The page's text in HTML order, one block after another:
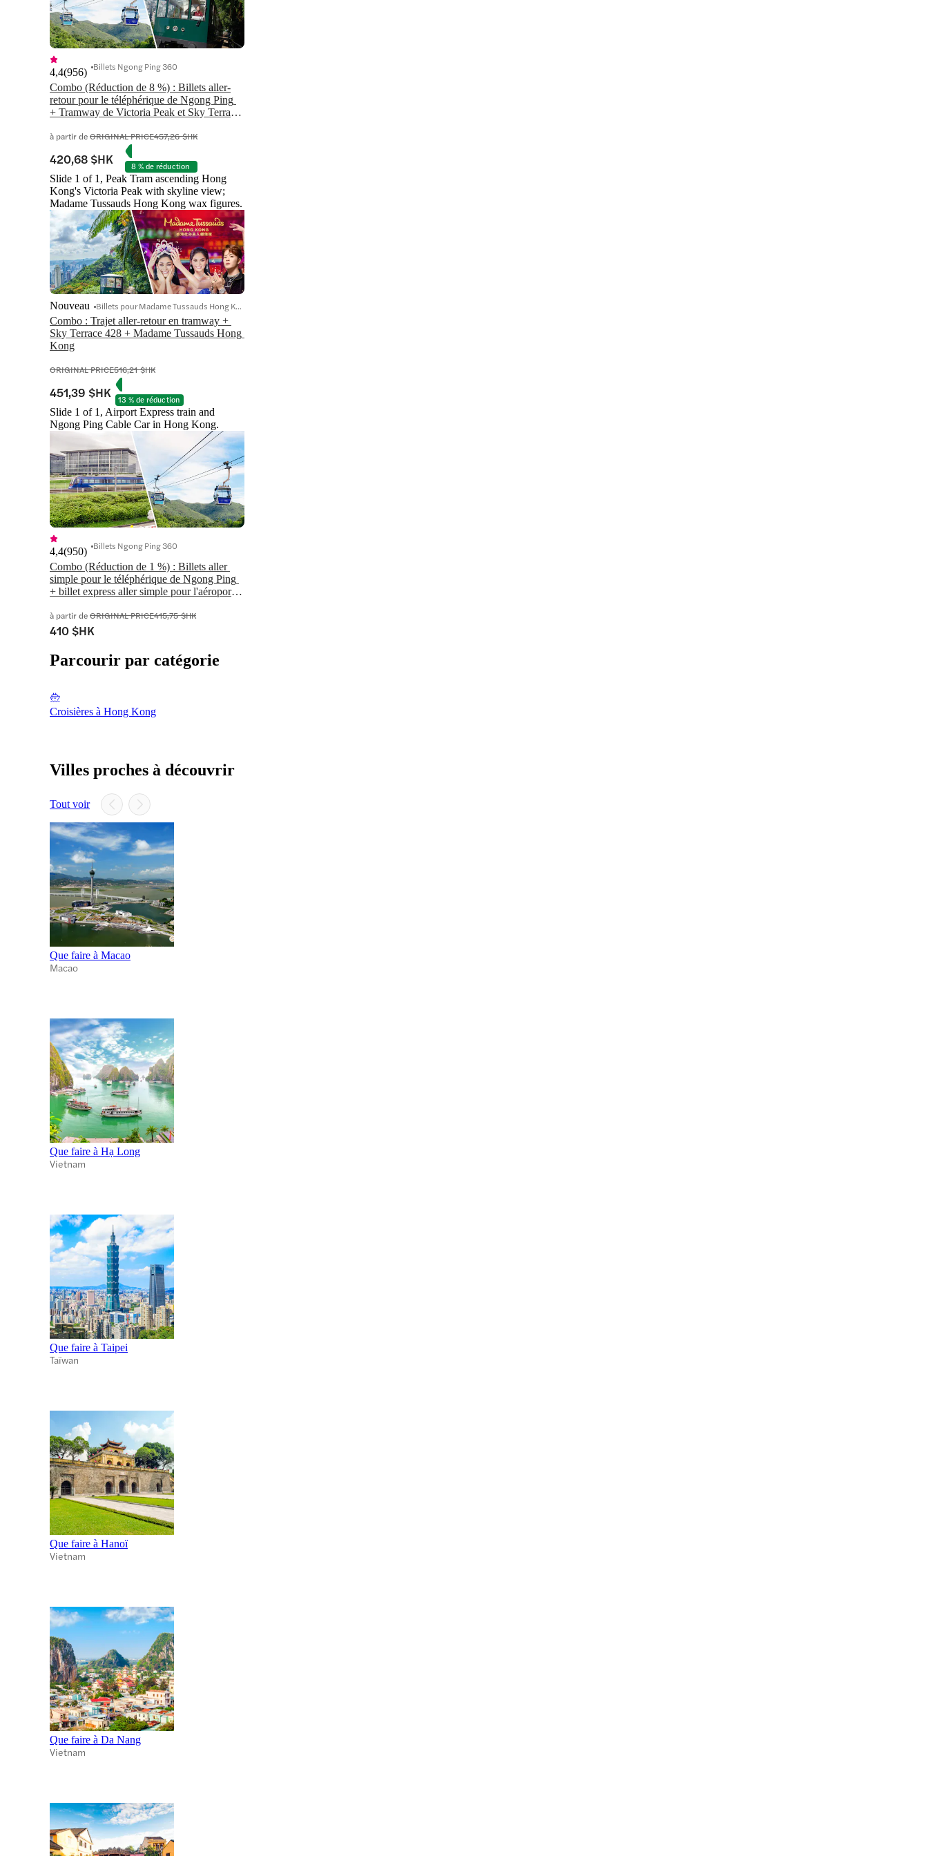
Combo (Réduction de 8 %) : Billets aller-
retour pour le téléphérique de Ngong Ping
+ Tramway de Victoria Peak et Sky Terrace
4,4(956) Billets Ngong Ping 360
à partir deORIGINAL PRICE457,26 $HK
420,68 $HK 8 % de réduction
Slide 1 of 1, Peak Tram ascending Hong
Kong's Victoria Peak with skyline view;
Madame Tussauds Hong Kong wax figures.
Combo : Trajet aller-retour en tramway +
Sky Terrace 428 + Madame Tussauds Hong
Kong
Nouveau Billets pour Madame Tussauds Hong Kong
ORIGINAL PRICE516,21 $HK
451,39 $HK 13 % de réduction
Slide 1 of 1, Airport Express train and
Ngong Ping Cable Car in Hong Kong.
Combo (Réduction de 1 %) : Billets aller
simple pour le téléphérique de Ngong Ping
+ billet express aller simple pour l'aéroport
4,4(950) Billets Ngong Ping 360
à partir deORIGINAL PRICE415,75 $HK
410 $HK
Parcourir par catégorie
Croisières à Hong Kong
Villes proches à découvrir
Tout voir
Que faire à Macao
Macao
Que faire à Hạ Long
Vietnam
Que faire à Taipei
Taïwan
Que faire à Hanoï
Vietnam
Que faire à Da Nang
Vietnam